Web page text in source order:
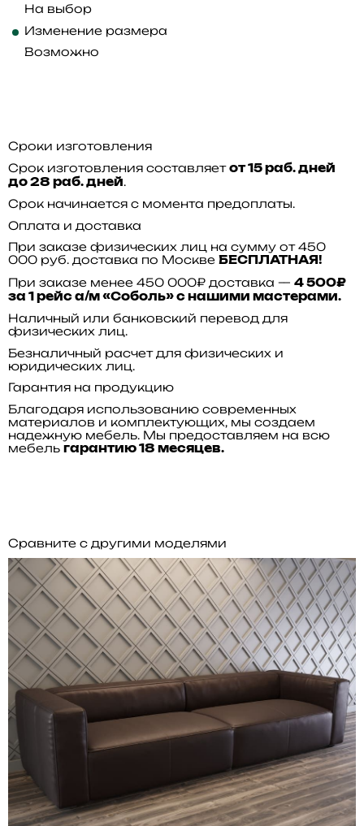
На выбор
Изменение размера
Возможно
Сроки изготовления
Срок изготовления составляет от 15 раб. дней
до 28 раб. дней.
Срок начинается с момента предоплаты.
Оплата и доставка
При заказе физических лиц на сумму от 450
000 руб. доставка по Москве БЕСПЛАТНАЯ!
При заказе менее 450 000₽ доставка — 4 500₽
за 1 рейс а/м «Соболь» с нашими мастерами.
Наличный или банковский перевод для
физических лиц.
Безналичный расчет для физических и
юридических лиц.
Гарантия на продукцию
Благодаря использованию современных
материалов и комплектующих, мы создаем
надежную мебель. Мы предоставляем на всю
мебель гарантию 18 месяцев.
Сравните с другими моделями